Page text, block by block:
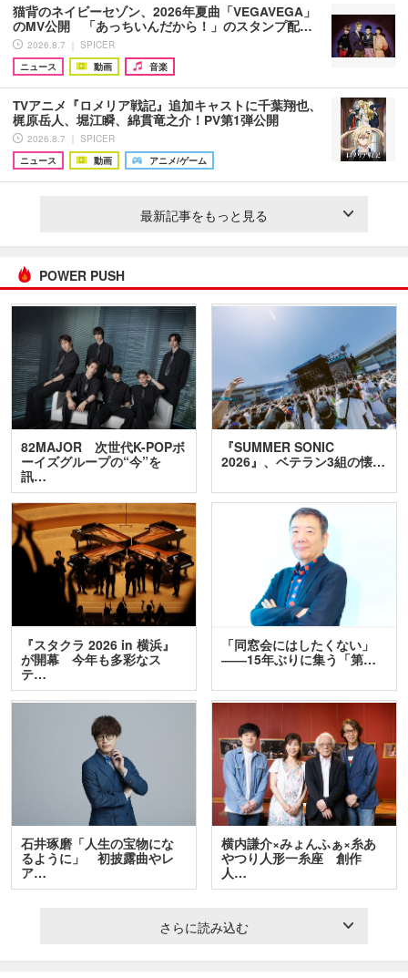
猫背のネイビーセゾン、2026年夏曲「VEGAVEGA」
のMV公開 「あっちいんだから！」のスタンプ配…
2026.8.7 ｜ SPICER
ニュース
動画 音楽
TVアニメ『ロメリア戦記』追加キャストに千葉翔也、
梶原岳人、堀江瞬、綿貫竜之介！PV第1弾公開
2026.8.7 ｜ SPICER
ニュース
動画 アニメ/ゲーム
最新記事をもっと見る
POWER PUSH
82MAJOR 次世代K-POPボ
ーイズグループの“今”を
訊…
『SUMMER SONIC
2026』、ベテラン3組の懐…
『スタクラ 2026 in 横浜』
が開幕 今年も多彩なス
テ…
「同窓会にはしたくない」
――15年ぶりに集う「第…
石井琢磨「人生の宝物にな
るように」 初披露曲やレ
ア…
横内謙介×みょんふぁ×糸あ
やつり人形一糸座 創作
人…
さらに読み込む